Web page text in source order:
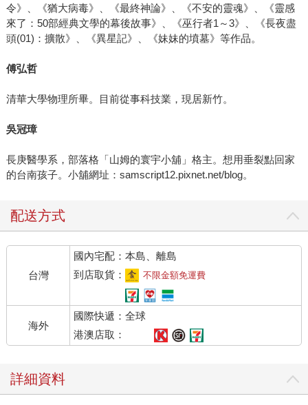
令》、《猶大病毒》、《最終神論》、《不安的靈魂》、《靈感
來了：50部經典文學的幕後故事》、《巫行者1～3》、《長夜盡
頭(01)：擴散》、《異星記》、《妹妹的墳墓》等作品。
傅弘哲
清華大學物理所畢。目前從事科技業，現居新竹。
吳冠璋
長庚醫學系，部落格「山姆的寰宇小舖」格主。想用垂裂點回家
的台南孩子。小舖網址：samscript12.pixnet.net/blog。
配送方式
台灣
國內宅配：本島、離島
到店取貨：
不限金額免運費
海外
國際快遞：全球
港澳店取：
詳細資料